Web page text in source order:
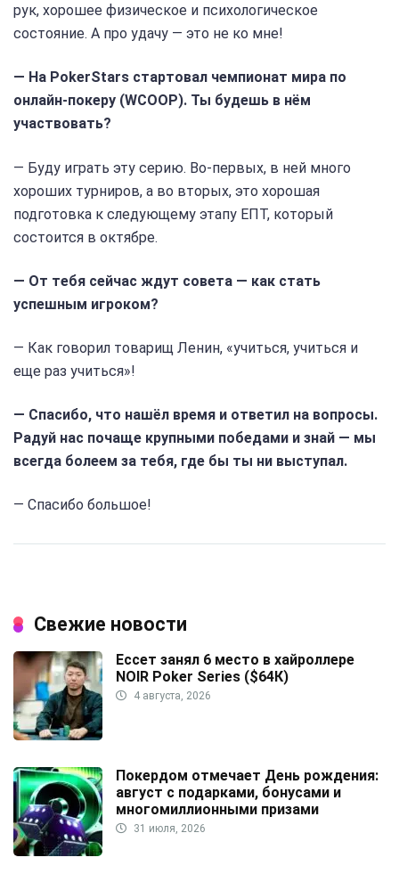
рук, хорошее физическое и психологическое
состояние. А про удачу — это не ко мне!
— На PokerStars стартовал чемпионат мира по
онлайн-покеру (WCOOP). Ты будешь в нём
участвовать?
— Буду играть эту серию. Во-первых, в ней много
хороших турниров, а во вторых, это хорошая
подготовка к следующему этапу ЕПТ, который
состоится в октябре.
— От тебя сейчас ждут совета — как стать
успешным игроком?
— Как говорил товарищ Ленин, «учиться, учиться и
еще раз учиться»!
— Спасибо, что нашёл время и ответил на вопросы.
Радуй нас почаще крупными победами и знай — мы
всегда болеем за тебя, где бы ты ни выступал.
— Спасибо большое!
Свежие новости
Ессет занял 6 место в хайроллере
NOIR Poker Series ($64К)
4 августа, 2026
Покердом отмечает День рождения:
август с подарками, бонусами и
многомиллионными призами
31 июля, 2026